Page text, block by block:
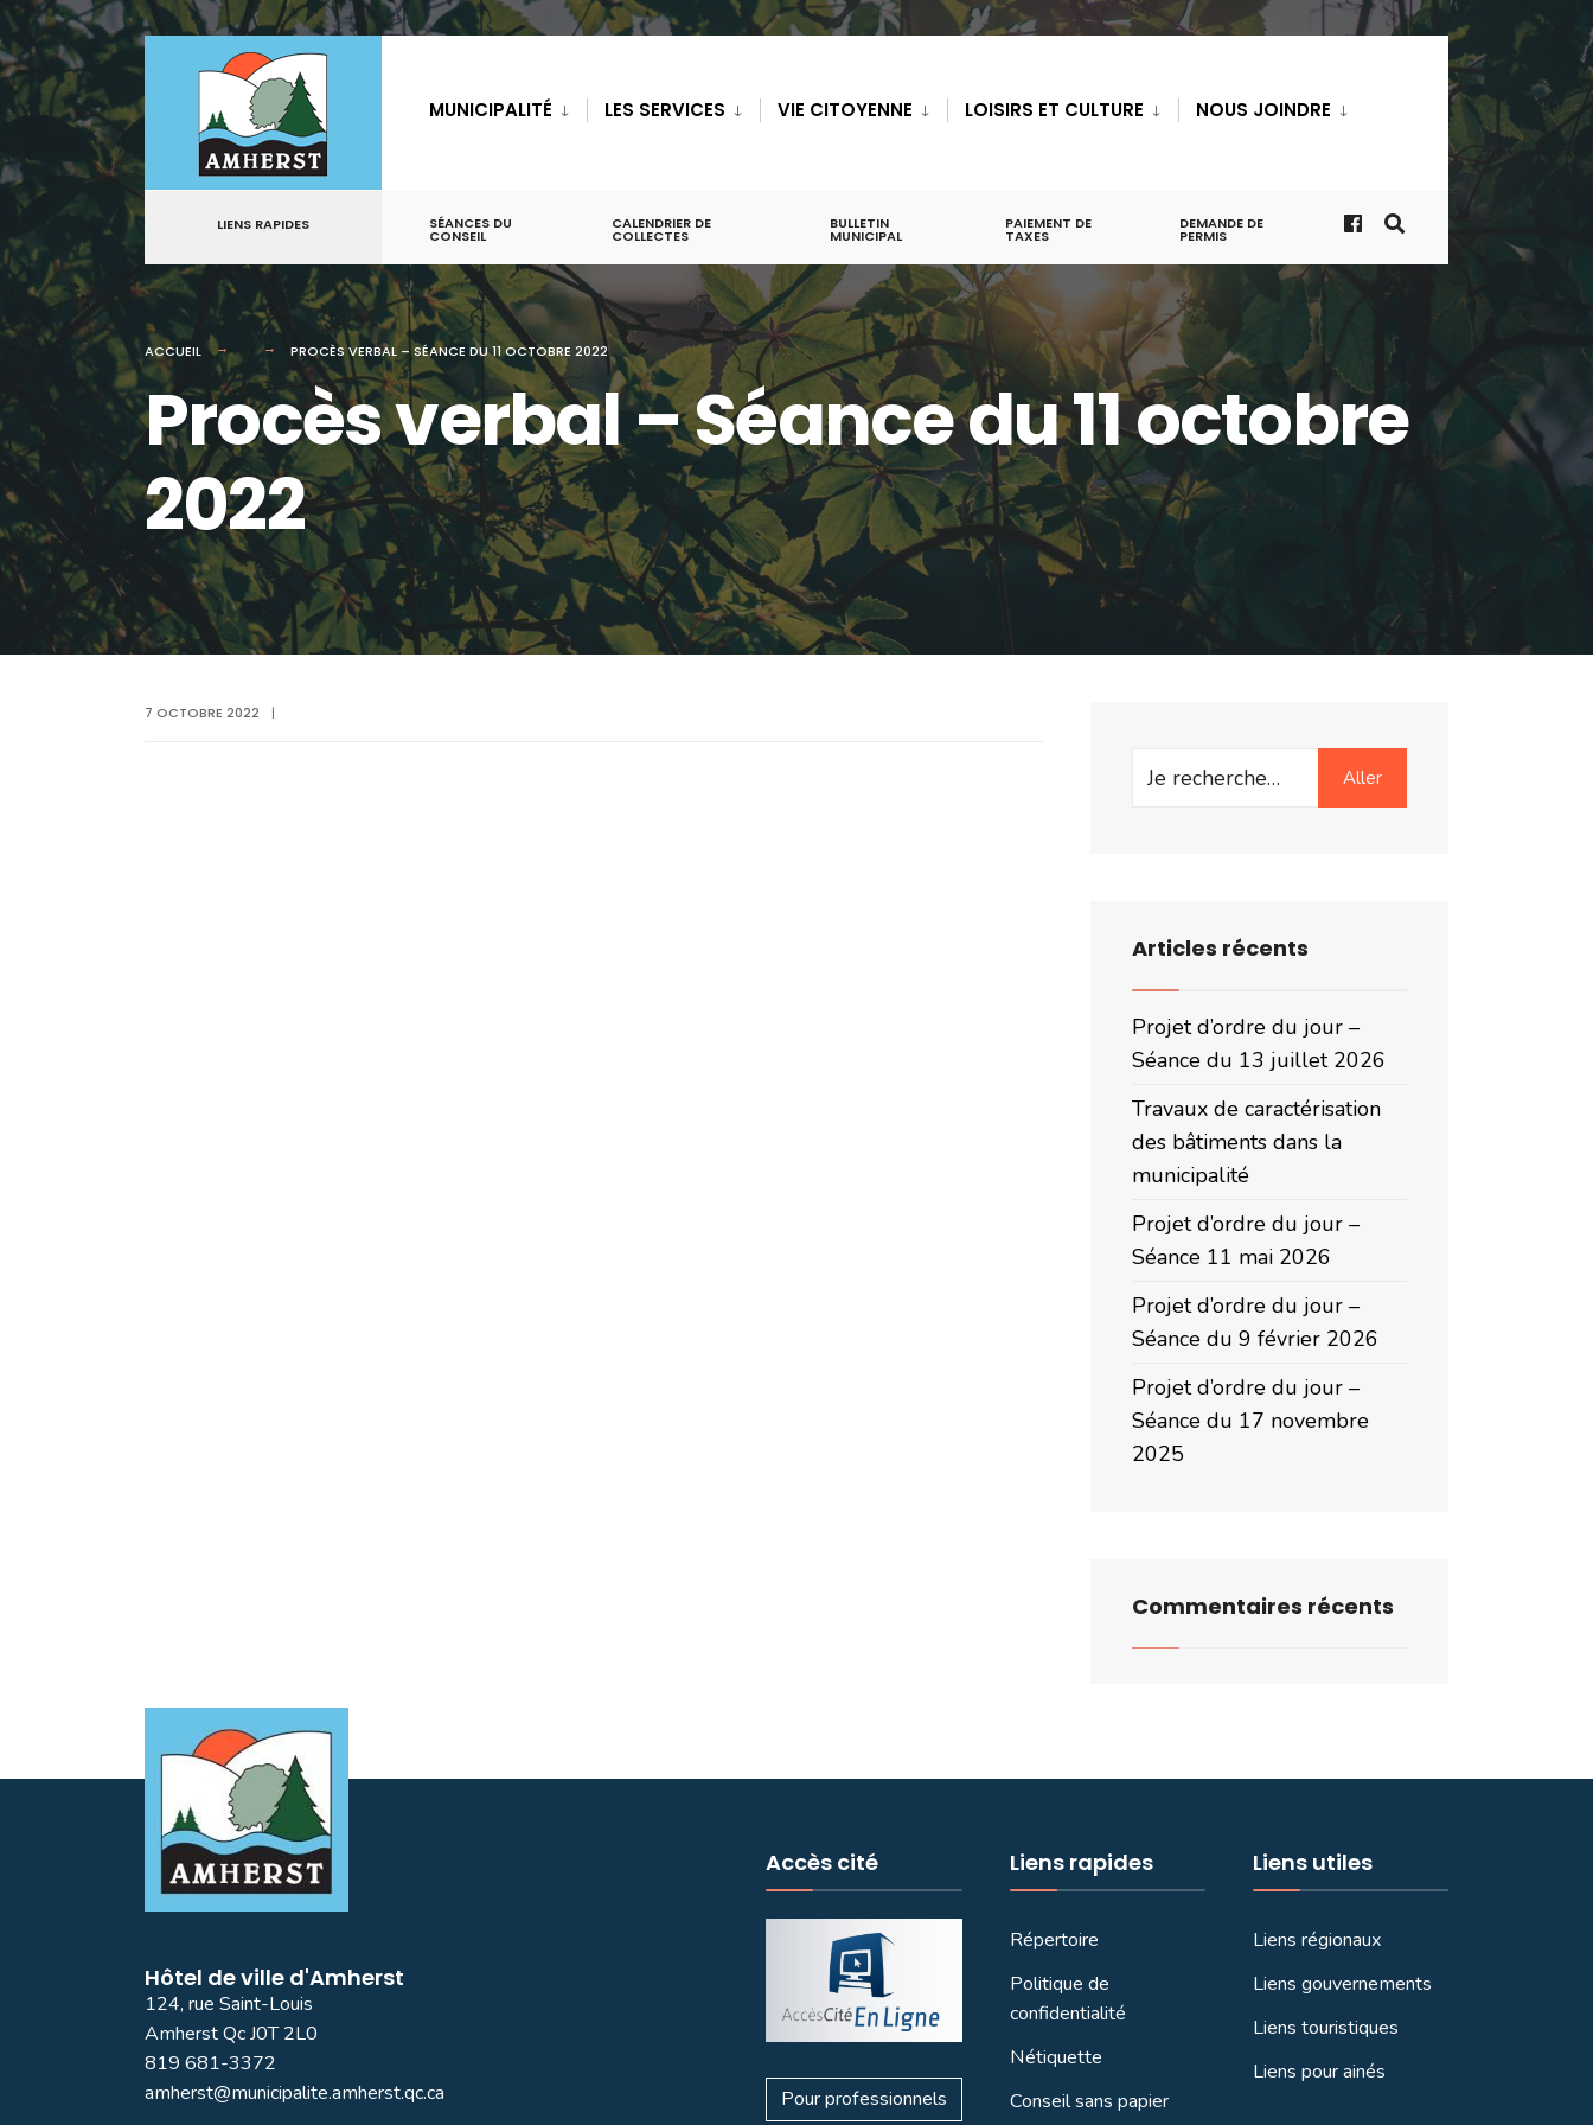
contenu
MUNICIPALITÉ LES SERVICES VIE CITOYENNE LOISIRS ET CULTURE NOUS JOINDRE
LIENS RAPIDES SÉANCES DU
CONSEIL
CALENDRIER DE
COLLECTES
BULLETIN
MUNICIPAL
PAIEMENT DE
TAXES
DEMANDE DE
PERMIS
ACCUEIL PROCÈS VERBAL – SÉANCE DU 11 OCTOBRE 2022
Procès verbal – Séance du 11 octobre
2022
7 OCTOBRE 2022 |
Search
Aller
Articles récents
Projet d’ordre du jour –
Séance du 13 juillet 2026
Travaux de caractérisation
des bâtiments dans la
municipalité
Projet d’ordre du jour –
Séance 11 mai 2026
Projet d’ordre du jour –
Séance du 9 février 2026
Projet d’ordre du jour –
Séance du 17 novembre
2025
Commentaires récents
Hôtel de ville d'Amherst
124, rue Saint-Louis
Amherst Qc J0T 2L0
819 681-3372
amherst@municipalite.amherst.qc.ca
Accès cité
Pour professionnels
Liens rapides
Répertoire
Politique de
confidentialité
Nétiquette
Conseil sans papier
Liens utiles
Liens régionaux
Liens gouvernements
Liens touristiques
Liens pour ainés